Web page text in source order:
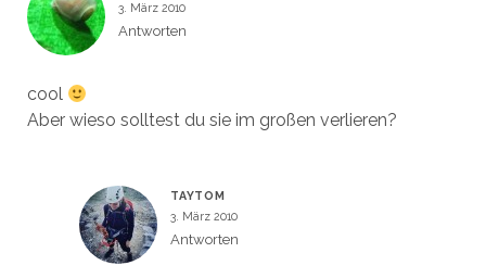
3. März 2010
Antworten
cool
Aber wieso solltest du sie im großen verlieren?
TAYTOM
3. März 2010
Antworten